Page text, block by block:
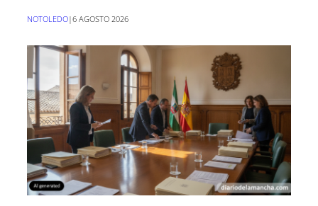
NOTOLEDO|6 AGOSTO 2026